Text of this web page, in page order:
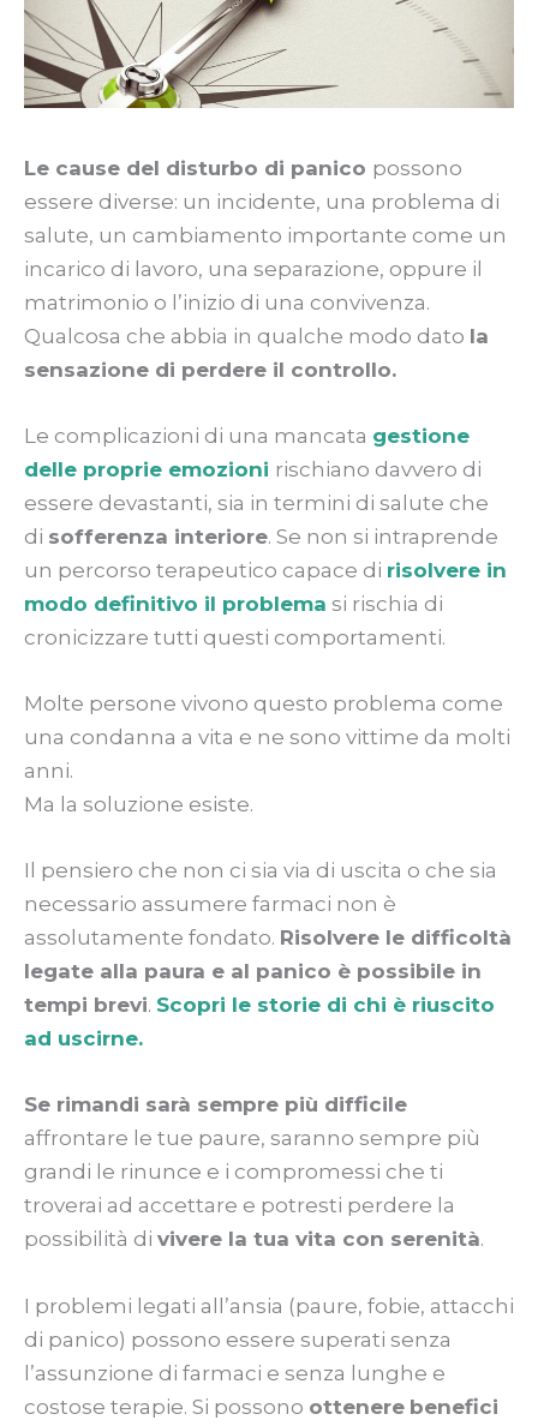
Le cause del disturbo di panico possono
essere diverse: un incidente, una problema di
salute, un cambiamento importante come un
incarico di lavoro, una separazione, oppure il
matrimonio o l’inizio di una convivenza.
Qualcosa che abbia in qualche modo dato la
sensazione di perdere il controllo.
Le complicazioni di una mancata gestione
delle proprie emozioni rischiano davvero di
essere devastanti, sia in termini di salute che
di sofferenza interiore. Se non si intraprende
un percorso terapeutico capace di risolvere in
modo definitivo il problema si rischia di
cronicizzare tutti questi comportamenti.
Molte persone vivono questo problema come
una condanna a vita e ne sono vittime da molti
anni.
Ma la soluzione esiste.
Il pensiero che non ci sia via di uscita o che sia
necessario assumere farmaci non è
assolutamente fondato. Risolvere le difficoltà
legate alla paura e al panico è possibile in
tempi brevi. Scopri le storie di chi è riuscito
ad uscirne.
Se rimandi sarà sempre più difficile
affrontare le tue paure, saranno sempre più
grandi le rinunce e i compromessi che ti
troverai ad accettare e potresti perdere la
possibilità di vivere la tua vita con serenità.
I problemi legati all’ansia (paure, fobie, attacchi
di panico) possono essere superati senza
l’assunzione di farmaci e senza lunghe e
costose terapie. Si possono ottenere benefici